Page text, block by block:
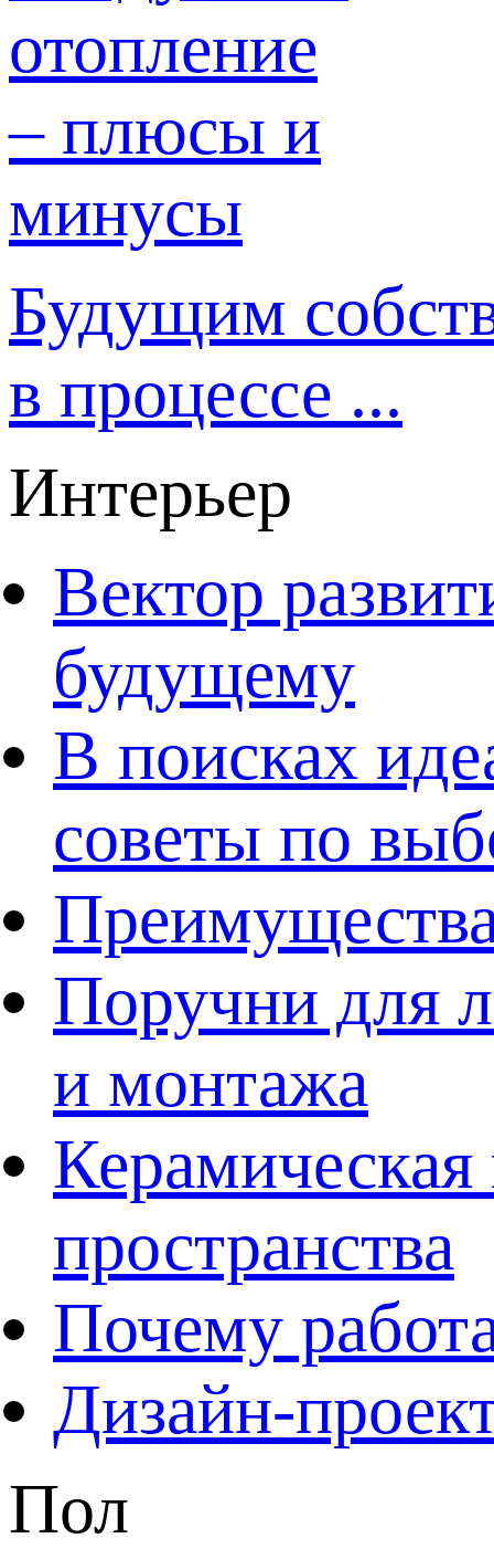
Будущим
в процессе ...
Интерьер
Вектор
будущему
В поисках
советы по
Поручни для
и монтажа
пространства
Почему
Дизайн-
Пол